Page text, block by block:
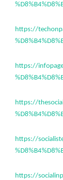
https://
https://
https://
https://
https://